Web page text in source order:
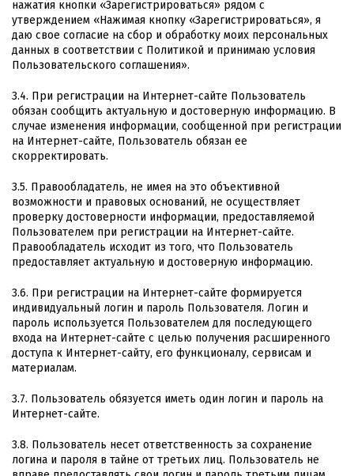
нажатия кнопки «Зарегистрироваться» рядом с
утверждением «Нажимая кнопку «Зарегистрироваться», я
даю свое согласие на сбор и обработку моих персональных
данных в соответствии с Политикой и принимаю условия
Пользовательского соглашения».
3.4. При регистрации на Интернет-сайте Пользователь
обязан сообщить актуальную и достоверную информацию. В
случае изменения информации, сообщенной при регистрации
на Интернет-сайте, Пользователь обязан ее
скорректировать.
3.5. Правообладатель, не имея на это объективной
возможности и правовых оснований, не осуществляет
проверку достоверности информации, предоставляемой
Пользователем при регистрации на Интернет-сайте.
Правообладатель исходит из того, что Пользователь
предоставляет актуальную и достоверную информацию.
3.6. При регистрации на Интернет-сайте формируется
индивидуальный логин и пароль Пользователя. Логин и
пароль используется Пользователем для последующего
входа на Интернет-сайте с целью получения расширенного
доступа к Интернет-сайту, его функционалу, сервисам и
материалам.
3.7. Пользователь обязуется иметь один логин и пароль на
Интернет-сайте.
3.8. Пользователь несет ответственность за сохранение
логина и пароля в тайне от третьих лиц. Пользователь не